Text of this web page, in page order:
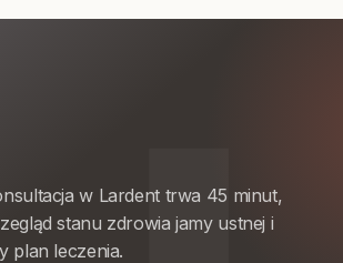
w Lardent trwa 45 minut,
stanu zdrowia jamy ustnej i
plan leczenia.